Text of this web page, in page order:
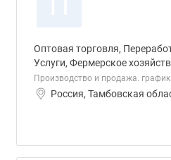
Оптовая торговля,
Услуги, Фермерское
Производство и продажа. график
Россия, Тамбовская